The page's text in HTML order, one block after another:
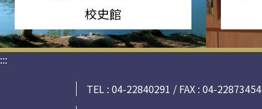
校史館
:::
TEL : 04-22840291 / FAX : 04-22873454